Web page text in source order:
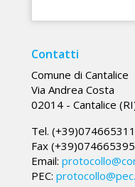
Contatti
Comune di Cantalice
Via Andrea Costa
02014 - Cantalice
Tel.
Fax
Email:
PEC: